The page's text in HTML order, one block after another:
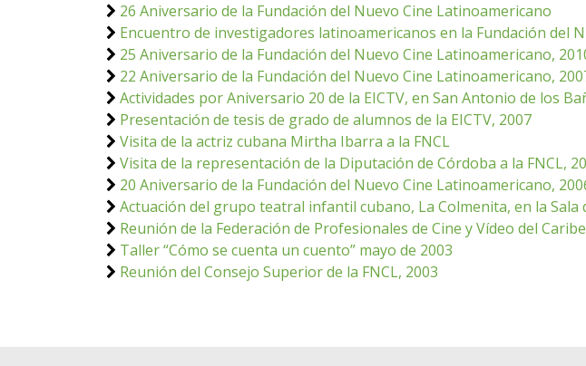
26 Aniversario de la Fundación del Nuevo Cine Latinoamericano
Encuentro de investigadores latinoamericanos en la Fundación del
25 Aniversario de la Fundación del Nuevo Cine Latinoamericano,
22 Aniversario de la Fundación del Nuevo Cine Latinoamericano,
Actividades por Aniversario 20 de la EICTV, en San Antonio de los
Presentación de tesis de grado de alumnos de la EICTV, 2007
Visita de la actriz cubana Mirtha Ibarra a la FNCL
Visita de la representación de la Diputación de Córdoba a la FNCL,
20 Aniversario de la Fundación del Nuevo Cine Latinoamericano,
Actuación del grupo teatral infantil cubano, La Colmenita, en la Sala
Reunión de la Federación de Profesionales de Cine y Vídeo del
Taller “Cómo se cuenta un cuento” mayo de 2003
Reunión del Consejo Superior de la FNCL, 2003